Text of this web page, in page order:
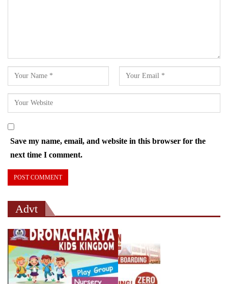
Save my name, email, and website in this browser for the
next time I comment.
Advt